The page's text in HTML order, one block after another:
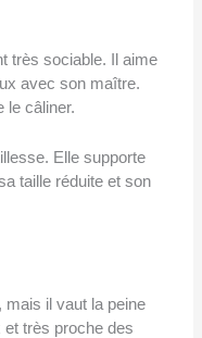
très sociable. Il aime
avec son maître.
le câliner.
Elle supporte
taille réduite et son
mais il vaut la peine
et très proche des